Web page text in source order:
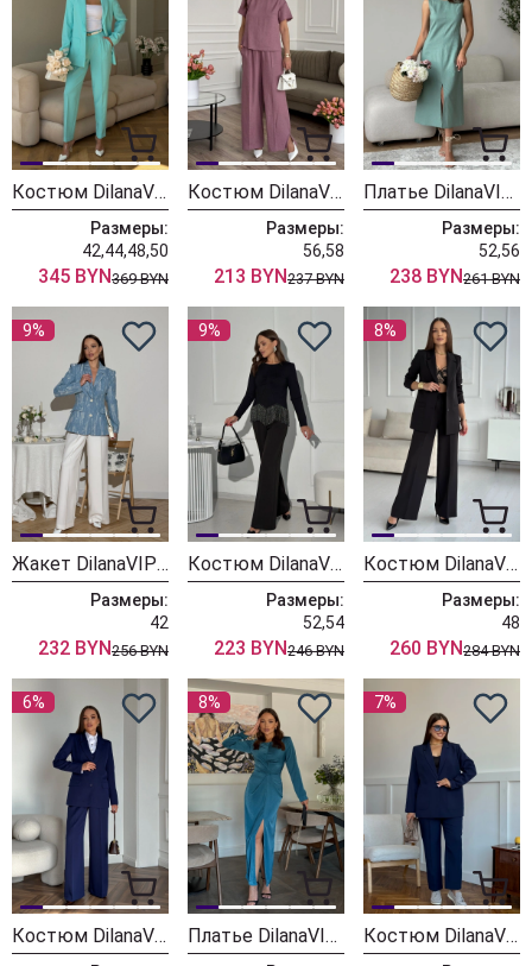
Костюм DilanaVIP 2056 мята
Размеры:
42,44,48,50
345 BYN369 BYN
Костюм DilanaVIP 2090 клевер
Размеры:
56,58
213 BYN237 BYN
Платье DilanaVIP 1994 мята
Размеры:
52,56
238 BYN261 BYN
9%
Жакет DilanaVIP 2086
Размеры:
42
232 BYN256 BYN
9%
Костюм DilanaVIP 2084 черный
Размеры:
52,54
223 BYN246 BYN
8%
Костюм DilanaVIP 2024
Размеры:
48
260 BYN284 BYN
6%
Костюм DilanaVIP 1993 синий
8%
Платье DilanaVIP 2073
7%
Костюм DilanaVIP 2056 синий